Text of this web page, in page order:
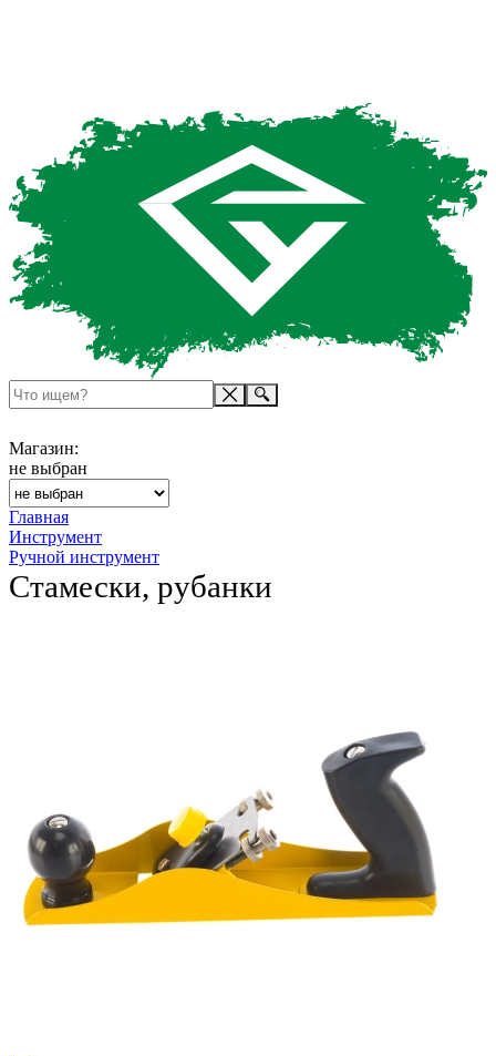
Магазин:
не выбран
Главная
Инструмент
Ручной инструмент
Стамески, рубанки